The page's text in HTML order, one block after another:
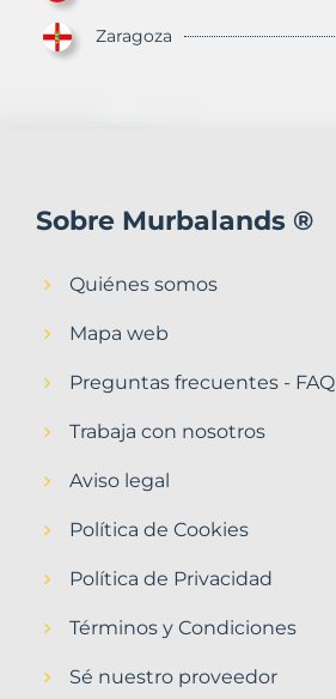
Zaragoza
Sobre Murbalands ®
Quiénes somos
Mapa web
Preguntas frecuentes - FAQ
Trabaja con nosotros
Aviso legal
Política de Cookies
Política de Privacidad
Términos y Condiciones
Sé nuestro proveedor